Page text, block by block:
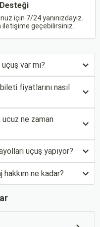
için 7/24 yanınızdayız.
geçebilirsiniz.
var mı?
fiyatlarını nasıl
ne zaman
uçuş yapıyor?
ne kadar?